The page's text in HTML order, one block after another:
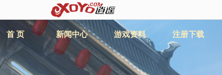
首 页 新闻中心 游戏资料 注册下载